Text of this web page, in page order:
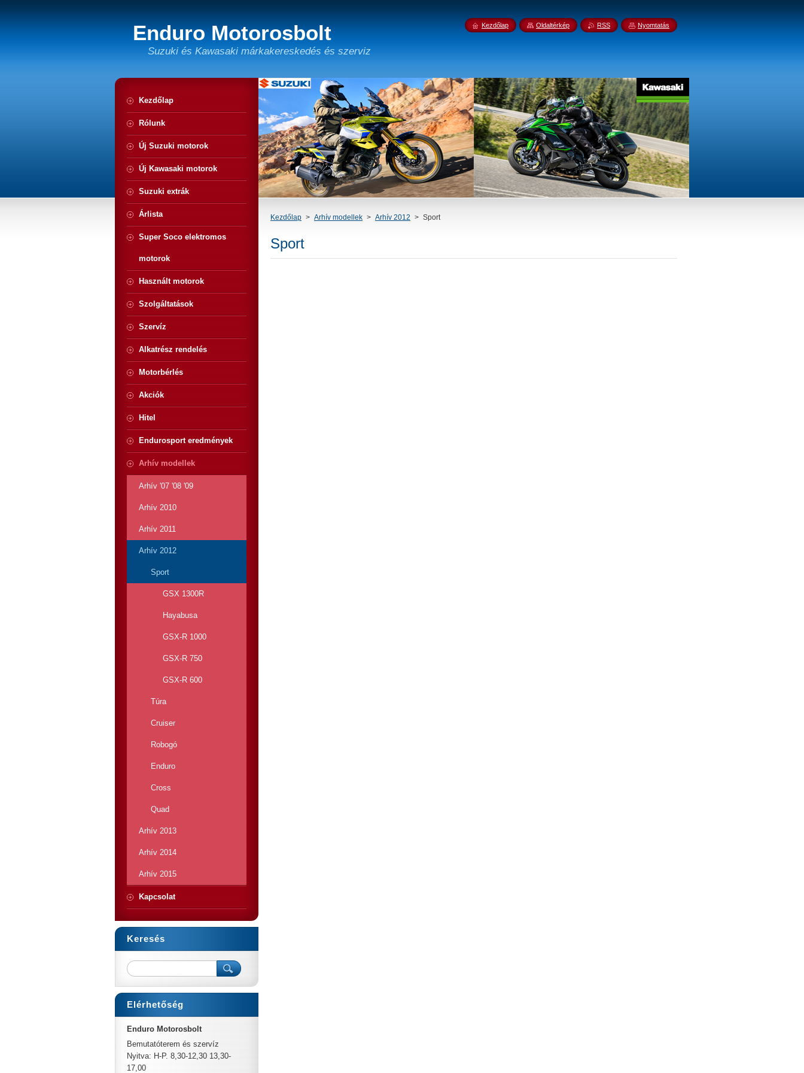
Enduro Motorosbolt
Suzuki és Kawasaki márkakereskedés és szerviz
Kezdőlap > Arhív modellek > Arhív 2012 > Sport
Sport
Kezdőlap
Rólunk
Új Suzuki motorok
Új Kawasaki motorok
Suzuki extrák
Árlista
Super Soco elektromos
motorok
Használt motorok
Szolgáltatások
Szervíz
Alkatrész rendelés
Motorbérlés
Akciók
Hitel
Endurosport eredmények
Arhív modellek
Arhív '07 '08 '09
Arhív 2010
Arhív 2011
Arhív 2012
Sport
GSX 1300R
Hayabusa
GSX-R 1000
GSX-R 750
GSX-R 600
Túra
Cruiser
Robogó
Enduro
Cross
Quad
Arhív 2013
Arhív 2014
Arhív 2015
Kapcsolat
Keresés
Elérhetőség
Enduro Motorosbolt
Bemutatóterem és szervíz
Nyitva: H-P. 8,30-12,30 13,30-
17,00
Kezdőlap Oldaltérkép RSS Nyomtatás